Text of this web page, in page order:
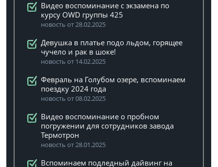
Видео воспоминание с экзамена по
курсу OWD группы 425
новость от 28.02.2025
Девушка в платье подо льдом, горящее
чучело и рак в шоке!
новость от 14.02.2025
Февраль на Голубом озере, вспоминаем
поездку 2024 года
новость от 08.02.2025
Видео воспоминание о пробном
погружении для сотрудников завода
Термотрон
новость от 28.01.2025
Вспоминаем подледный дайвинг на